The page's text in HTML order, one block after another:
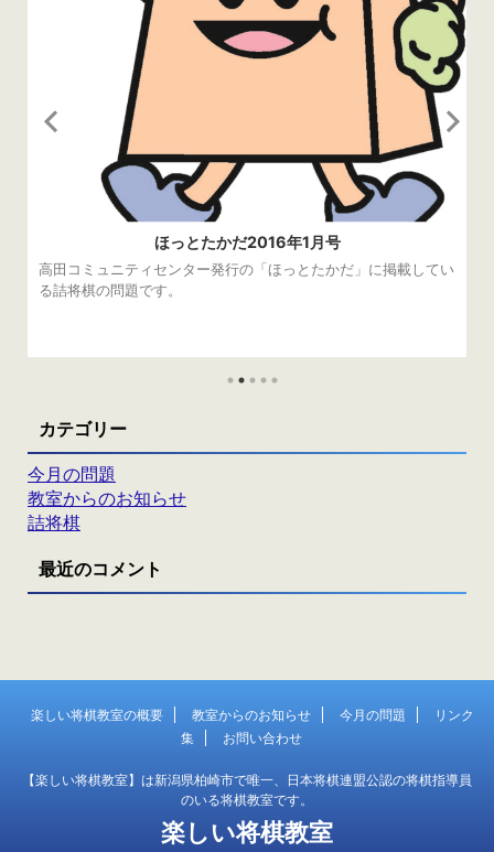
ほっとたかだ2016年1月号
高田コミュニティセンター発行の「ほっとたかだ」に掲載してい
る詰将棋の問題です。
カテゴリー
今月の問題
教室からのお知らせ
詰将棋
最近のコメント
楽しい将棋教室の概要 教室からのお知らせ 今月の問題
リンク
集
お問い合わせ
【楽しい将棋教室】は新潟県柏崎市で唯一、日本将棋連盟公認の将棋指導員
のいる将棋教室です。
楽しい将棋教室